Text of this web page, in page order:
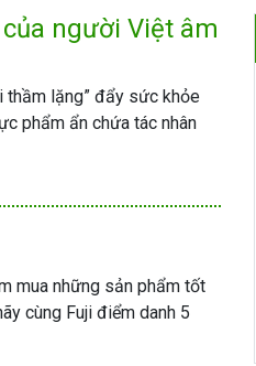
người Việt âm
thầm lặng” đẩy sức khỏe
phẩm ẩn chứa tác nhân
mua những sản phẩm tốt
cùng Fuji điểm danh 5